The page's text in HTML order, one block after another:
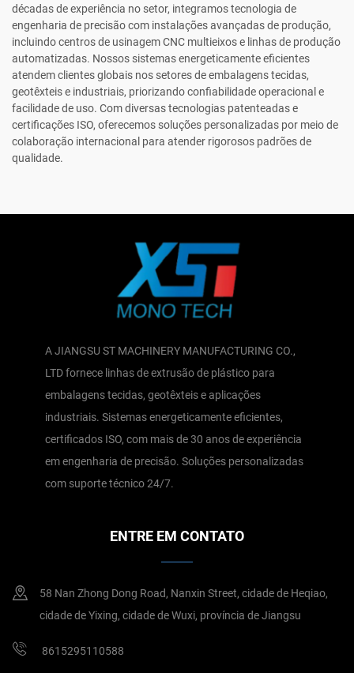
décadas de experiência no setor, integramos tecnologia de
engenharia de precisão com instalações avançadas de produção,
incluindo centros de usinagem CNC multieixos e linhas de produção
automatizadas. Nossos sistemas energeticamente eficientes
atendem clientes globais nos setores de embalagens tecidas,
geotêxteis e industriais, priorizando confiabilidade operacional e
facilidade de uso. Com diversas tecnologias patenteadas e
certificações ISO, oferecemos soluções personalizadas por meio de
colaboração internacional para atender rigorosos padrões de
qualidade.
A JIANGSU ST MACHINERY MANUFACTURING CO.,
LTD fornece linhas de extrusão de plástico para
embalagens tecidas, geotêxteis e aplicações
industriais. Sistemas energeticamente eficientes,
certificados ISO, com mais de 30 anos de experiência
em engenharia de precisão. Soluções personalizadas
com suporte técnico 24/7.
ENTRE EM CONTATO
58 Nan Zhong Dong Road, Nanxin Street, cidade de Heqiao,
cidade de Yixing, cidade de Wuxi, província de Jiangsu
8615295110588